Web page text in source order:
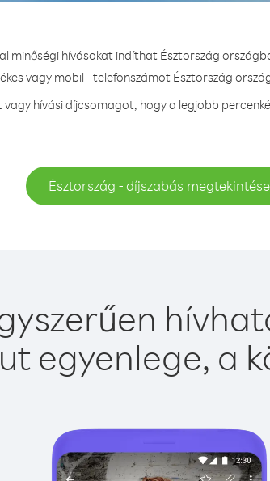
minőségi hívásokat indíthat Észtország
vagy mobil - telefonszámot Észtország
hívási díjcsomagot, hogy a legjobb
Észtország - díjszabás megtekintése
egyenlege, a